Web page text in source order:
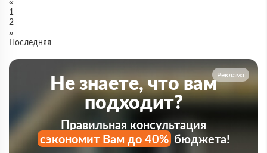
1
2
»
Последняя
Реклама
Не знаете, что вам
подходит?
Правильная консультация
сэкономит Вам до 40%бюджета!